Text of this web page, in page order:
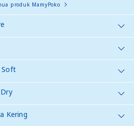
produk MamyPoko
Soft
Kering